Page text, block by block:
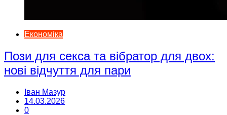
Економіка
Пози для секса та вібратор для двох:
нові відчуття для пари
Іван Мазур
14.03.2026
0